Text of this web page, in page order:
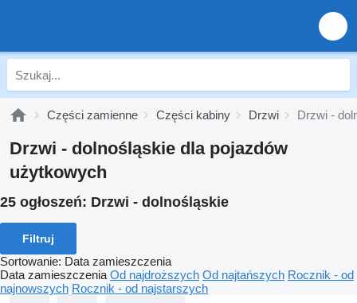
Części zamienne Części kabiny Drzwi Drzwi -
Drzwi - dolnośląskie dla pojazdów
użytkowych
25 ogłoszeń: Drzwi - dolnośląskie
Filtruj
Sortowanie: Data zamieszczenia
Data zamieszczenia Od najdroższych Od najtańszych Rocznik - od
najnowszych Rocznik - od najstarszych